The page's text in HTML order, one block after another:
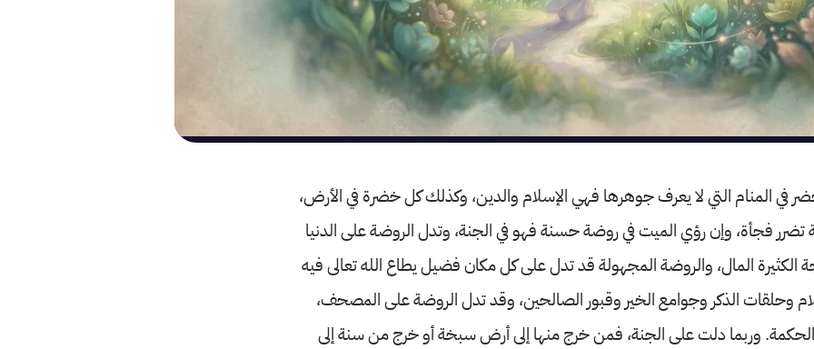
في المنام التي لا يعرف جوهرها فهي الإسلام والدين، وكذلك كل خضرة في الأرض،
فجأة، وإن رؤي الميت في روضة حسنة فهو في الجنة، وتدل الروضة على الدنيا
الكثيرة المال، والروضة المجهولة قد تدل على كل مكان فضيل يطاع الله تعالى فيه
وحلقات الذكر وجوامع الخير وقبور الصالحين، وقد تدل الروضة على المصحف،
وربما دلت على الجنة، فمن خرج منها إلى أرض سبخة أو خرج من سنة إلى